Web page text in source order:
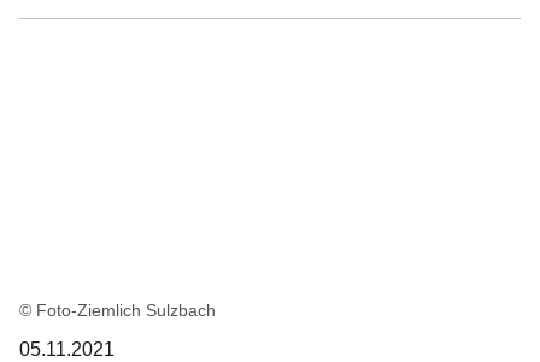
© Foto-Ziemlich Sulzbach
05.11.2021